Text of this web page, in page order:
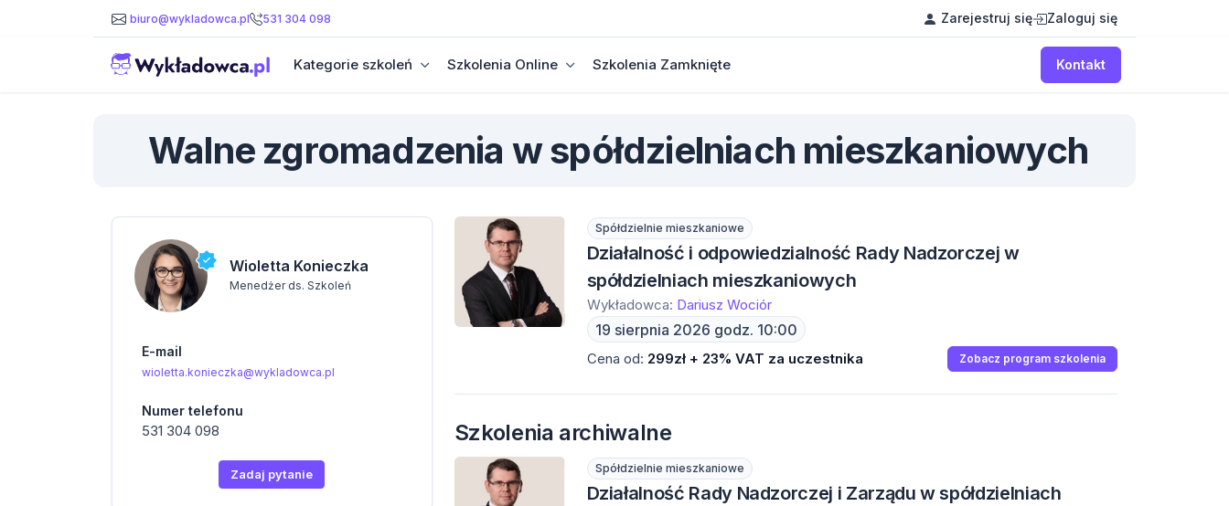
biuro@wykladowca.pl 531 304 098 Zarejestruj się Zaloguj się
Kontakt
Kategorie szkoleń Szkolenia Online Szkolenia Zamknięte
Walne zgromadzenia w spółdzielniach mieszkaniowych
Wioletta Konieczka
Menedżer ds. Szkoleń
E-mail
wioletta.konieczka@wykladowca.pl
Numer telefonu
531 304 098
Zadaj pytanie
Spółdzielnie mieszkaniowe
Działalność i odpowiedzialność Rady Nadzorczej w
spółdzielniach mieszkaniowych
Wykładowca: Dariusz Wociór
19 sierpnia 2026 godz. 10:00
Cena od: 299zł + 23% VAT za uczestnika Zobacz program szkolenia
Szkolenia archiwalne
Spółdzielnie mieszkaniowe
Działalność Rady Nadzorczej i Zarządu w spółdzielniach